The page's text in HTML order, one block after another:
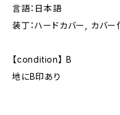
言語：日本語
装丁：ハードカバー, カバ
【condition】 B
地にB印あり